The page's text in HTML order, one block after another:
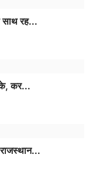
साथ रह...
कर...